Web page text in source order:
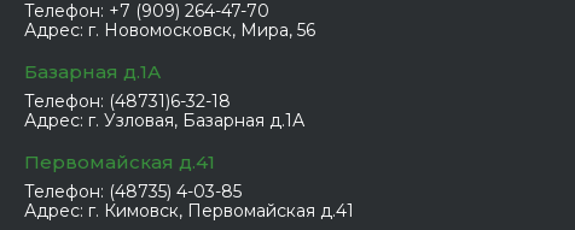
Телефон: +7 (909) 264-47-70
Адрес: г. Новомосковск, Мира, 56
Базарная д.1А
Телефон: (48731)6-32-18
Адрес: г. Узловая, Базарная д.1А
Первомайская д.41
Телефон: (48735) 4-03-85
Адрес: г. Кимовск, Первомайская д.41